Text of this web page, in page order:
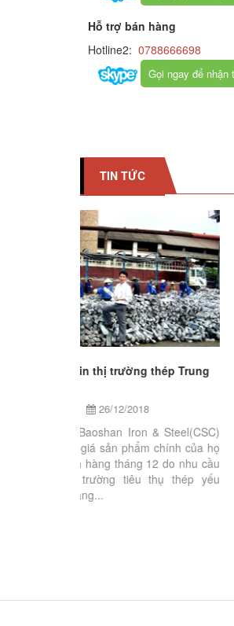
Hỗ trợ bán hàng
Hotline2: 0788666698
Gọi ngay để nhận
TIN TỨC
10 khu vực ô nhiễm nhất
Trung Quốc, Ấn Độ và Nga
nước đứng đầu trong danh
khu vực bị ô nhiễm nặng
trên thế giới. Hoạt động khai